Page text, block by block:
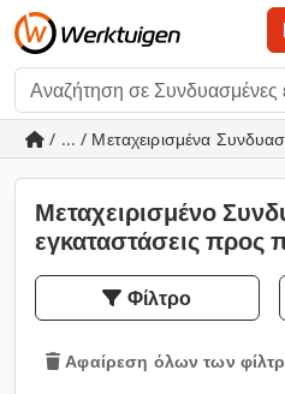
/ ... / Μεταχειρισμένα
Μεταχειρισμένο
εγκαταστάσεις προς
Φίλτρο
Αφαίρεση όλων των